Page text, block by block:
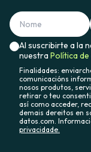
Al suscribirte a la
nuestraPolítica
Finalidades:
comunicacións
nosos produtos,
retirar o teu
así como acceder,
demais dereitos en
datos.com.
privacidade.